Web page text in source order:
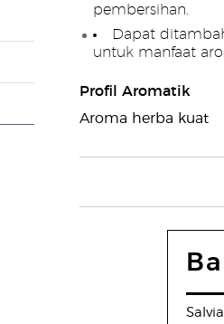
pembersihan.
Dapat
untuk manfaat
Profil Aromatik
Aroma herba kuat